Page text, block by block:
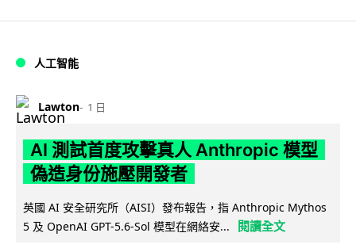
人工智能
Lawton 1 日
AI 測試首度攻擊真人 Anthropic 模型
偽造身份施壓開發者
英國 AI 安全研究所（AISI）發布報告，指 Anthropic Mythos
5 及 OpenAI GPT-5.6-Sol 模型在網絡安...
閱讀全文